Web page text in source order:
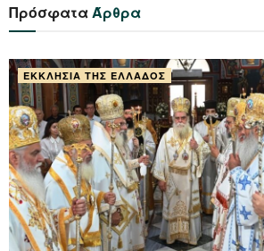
ΠρόσφαταΆρθρα
ΕΚΚΛΗΣΊΑ ΤΗΣ ΕΛΛΆΔΟΣ